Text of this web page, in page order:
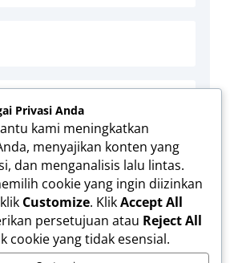
nama, email, dan situs web saya
ini untuk komentar saya
Privasi Anda
kami meningkatkan
menyajikan konten yang
dan menganalisis lalu lintas.
cookie yang ingin diizinkan
Customize. KlikAccept All
persetujuan atau Reject All
cookie yang tidak esensial.